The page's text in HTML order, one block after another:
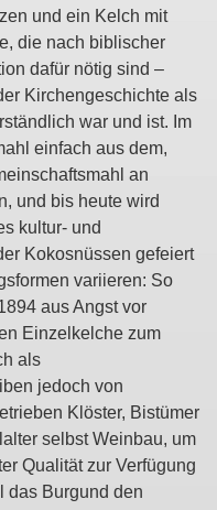
und ein Kelch mit
die nach biblischer
dafür nötig sind –
Kirchengeschichte als
war und ist. Im
einfach aus dem,
an
und bis heute wird
kultur- und
Kokosnüssen gefeiert
variieren: So
aus Angst vor
Einzelkelche zum
als
jedoch von
Klöster, Bistümer
selbst Weinbau, um
Qualität zur Verfügung
das Burgund den